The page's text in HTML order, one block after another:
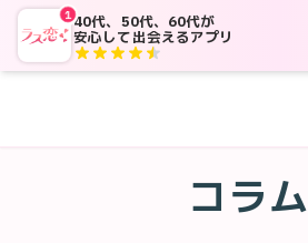
140代、50代、60代が
安心して出会えるアプリ
コラム